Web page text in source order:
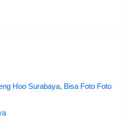
Hoo Surabaya, Bisa Foto Foto